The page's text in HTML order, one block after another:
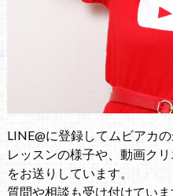
LINE@に登録してムビアカ
レッスンの様子や、動画ク
をお送りしています。
質問や相談も受け付けていま